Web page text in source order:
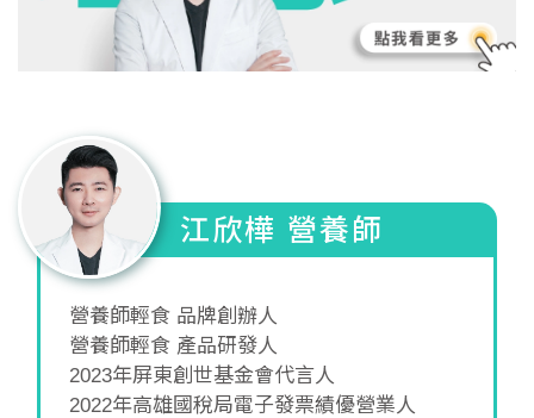
江欣樺 營養師
營養師輕食 品牌創辦人
營養師輕食 產品研發人
2023年屏東創世基金會代言人
2022年高雄國稅局電子發票績優營業人